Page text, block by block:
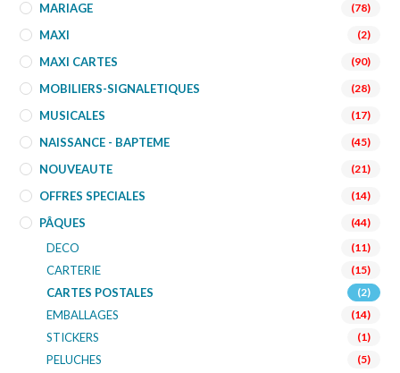
MARIAGE (78)
MAXI (2)
MAXI CARTES (90)
MOBILIERS-SIGNALETIQUES (28)
MUSICALES (17)
NAISSANCE - BAPTEME (45)
NOUVEAUTE (21)
OFFRES SPECIALES (14)
PÂQUES (44)
DECO (11)
CARTERIE (15)
CARTES POSTALES (2)
EMBALLAGES (14)
STICKERS (1)
PELUCHES (5)